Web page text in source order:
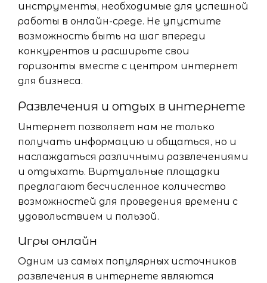
инструменты, необходимые для успешной
работы в онлайн-среде. Не упустите
возможность быть на шаг впереди
конкурентов и расширьте свои
горизонты вместе с центром интернет
для бизнеса.
Развлечения и отдых в интернете
Интернет позволяет нам не только
получать информацию и общаться, но и
наслаждаться различными развлечениями
и отдыхать. Виртуальные площадки
предлагают бесчисленное количество
возможностей для проведения времени с
удовольствием и пользой.
Игры онлайн
Одним из самых популярных источников
развлечения в интернете являются